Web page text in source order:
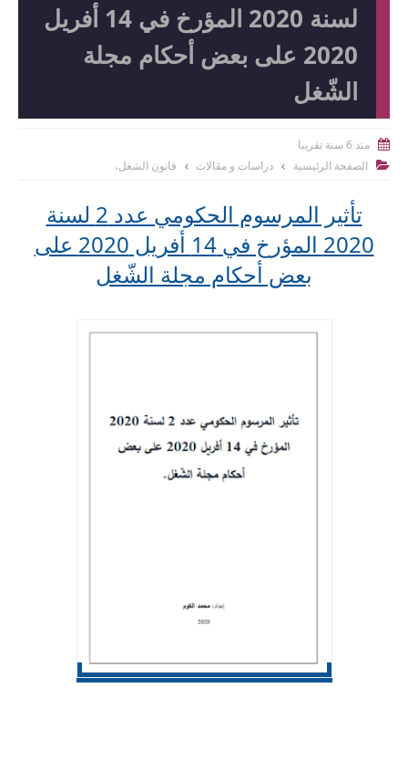
لسنة 2020 المؤرخ في 14 أفريل
2020 على بعض أحكام مجلة
الشّغل
 منذ 6 سنة تقريبا
 الصفحة الرئيسية دراسات و مقالات قانون الشغل،
تأثير المرسوم الحكومي عدد 2 لسنة
2020 المؤرخ في 14 أفريل 2020 على
بعض أحكام مجلة الشّغل